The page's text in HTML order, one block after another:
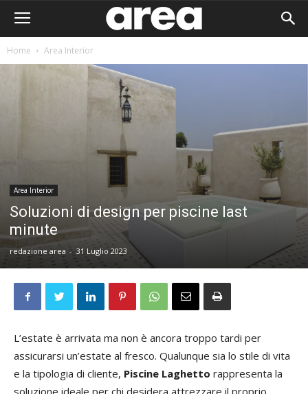
Home Area Interior
Area Interior
Soluzioni di design per piscine last
minute
redazione area - 31 Luglio 2023
L’estate è arrivata ma non è ancora troppo tardi per
assicurarsi un’estate al fresco. Qualunque sia lo stile di vita
e la tipologia di cliente, Piscine Laghetto rappresenta la